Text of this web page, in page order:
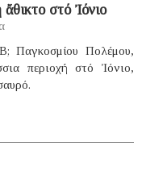
στό Ἰόνιο
Παγκοσμίου Πολέμου,
περιοχή στό Ἰόνιο,